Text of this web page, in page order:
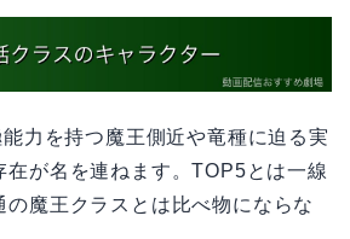
力を持つ魔王側近や竜種に迫る実
在が名を連ねます。TOP5とは一線
の魔王クラスとは比べ物にならな